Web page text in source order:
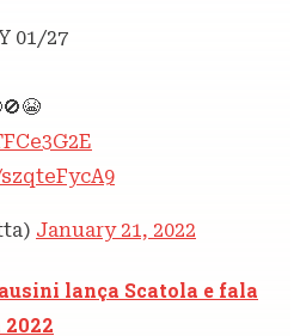
01/27
January 21, 2022
lança Scatola e fala